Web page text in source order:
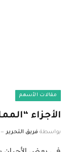
مقالات الأسهم
الأجزاء
بواسطة فريق التحرير